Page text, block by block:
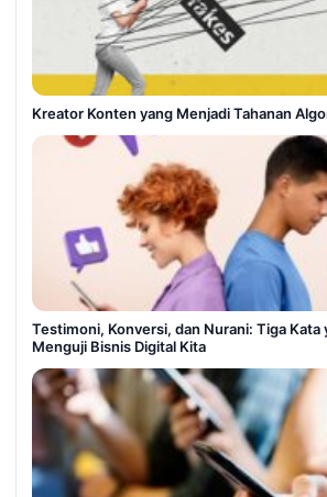
Kreator Konten yang Menjadi Tahanan
Testimoni, Konversi, dan Nurani: Tiga Kata
Menguji Bisnis Digital Kita